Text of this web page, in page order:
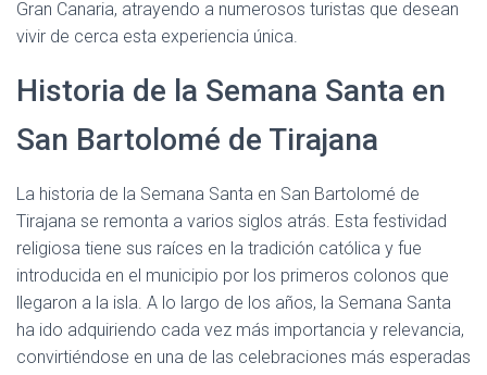
Gran Canaria, atrayendo a numerosos turistas que desean
vivir de cerca esta experiencia única.
Historia de la Semana Santa en
San Bartolomé de Tirajana
La historia de la Semana Santa en San Bartolomé de
Tirajana se remonta a varios siglos atrás. Esta festividad
religiosa tiene sus raíces en la tradición católica y fue
introducida en el municipio por los primeros colonos que
llegaron a la isla. A lo largo de los años, la Semana Santa
ha ido adquiriendo cada vez más importancia y relevancia,
convirtiéndose en una de las celebraciones más esperadas